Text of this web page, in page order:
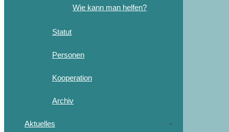
Wie kann man helfen?
Statut
Personen
Kooperation
Archiv
Aktuelles